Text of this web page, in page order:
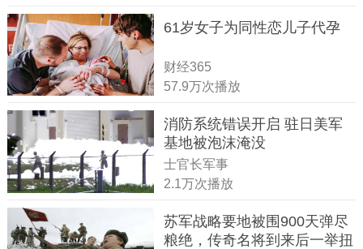
61岁女子为同性恋儿子代孕
财经365
57.9万次播放
消防系统错误开启 驻日美军
基地被泡沫淹没
士官长军事
2.1万次播放
苏军战略要地被围900天弹尽
粮绝，传奇名将到来后一举扭